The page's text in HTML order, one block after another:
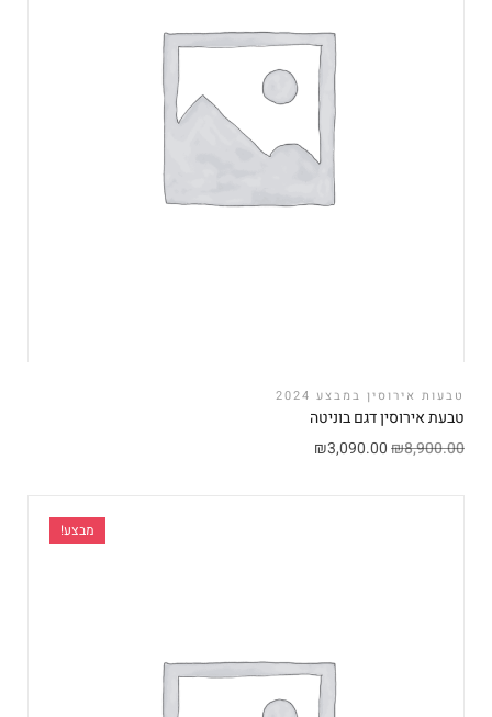
טבעות אירוסין במבצע 2024
טבעת אירוסין דגם בוניטה
₪8,900.00
₪3,090.00
מבצע!